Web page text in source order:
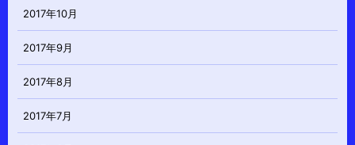
2017年10月
2017年9月
2017年8月
2017年7月